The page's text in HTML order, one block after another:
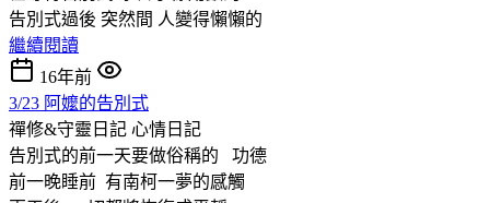
告別式過後 突然間 人變得懶懶的
繼續閱讀
16年前
3/23 阿嬤的告別式
禪修&守靈日記 心情日記
告別式的前一天要做俗稱的 功德
前一晚睡前 有南柯一夢的感觸